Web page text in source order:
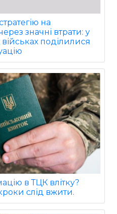
на
значні втрати: у
поділилися
в ТЦК влітку?
слід вжити.